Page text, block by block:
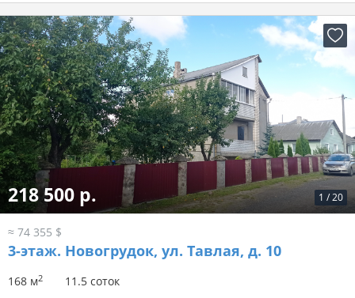
1 /20
218 500 р.
≈ 74 355 $
3-этаж. Новогрудок, ул. Тавлая, д. 10
168 м2 11.5 соток